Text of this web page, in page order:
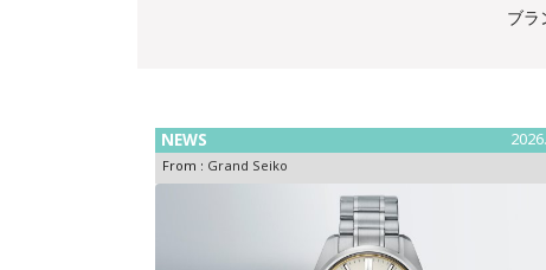
ブラ
NEWS
From : Grand Seiko